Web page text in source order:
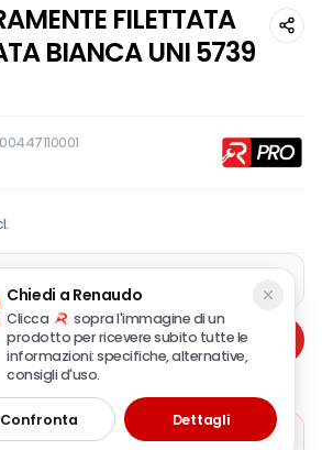
FILETTATA
BIANCA UNI 5739
azienda
Aggiungi
Modifica
Chiedi a Renaudo
Clicca
sopra l'immagine di un
prodotto per ricevere subito tutte le
informazioni: specifiche, alternative,
consigli d'uso.
Confronta Dettagli